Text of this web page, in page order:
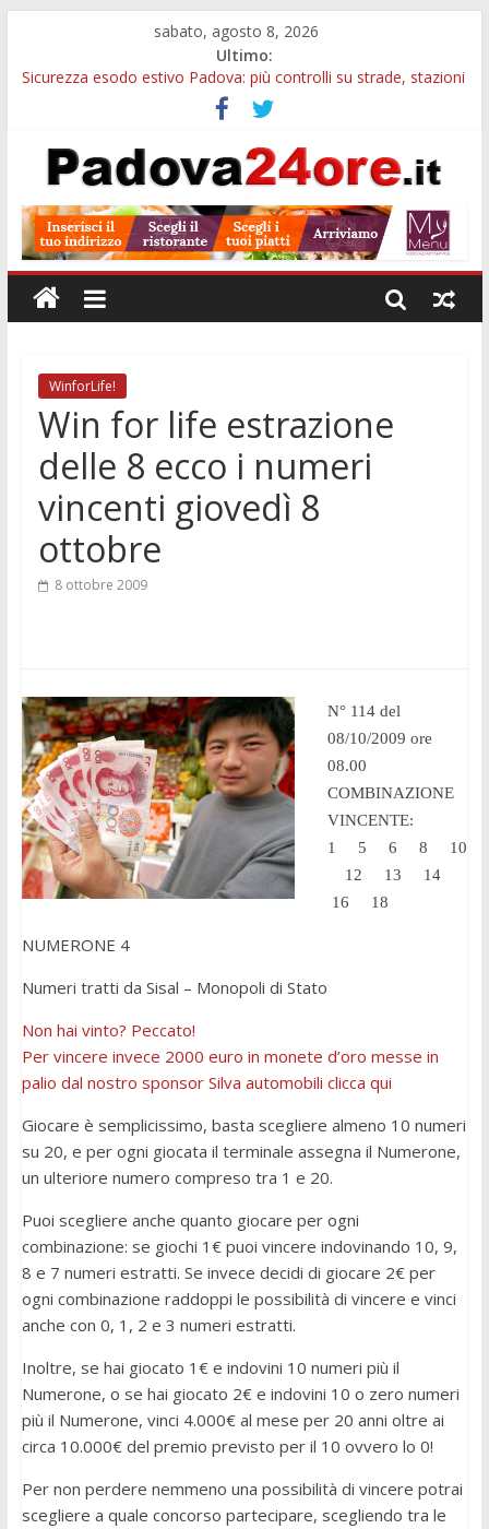
sabato, agosto 8, 2026
Ultimo:
Sicurezza esodo estivo Padova: più controlli su strade, stazioni
Calici di Stelle Arzergrande: astronomia, musica e sapori al
Casone Azzurro
Notizie di Padova alle ore 10: censimento a Monselice, arresto
Notizie di Padova alle ore 23: maltrattamenti, arresto a
Limena e progetto Cool Shop
Bando sicurezza urbana Veneto: 650mila euro per Comuni e
Polizie locali
WinforLife!
Win for life estrazione
delle 8 ecco i numeri
vincenti giovedì 8
ottobre
8 ottobre 2009
N° 114 del
08/10/2009 ore
08.00
COMBINAZIONE
VINCENTE:
1 5 6 8 10
12 13 14
16 18
NUMERONE 4
Numeri tratti da Sisal – Monopoli di Stato
Non hai vinto? Peccato!
Per vincere invece 2000 euro in monete d’oro messe in
palio dal nostro sponsor Silva automobili clicca qui
Giocare è semplicissimo, basta scegliere almeno 10 numeri
su 20, e per ogni giocata il terminale assegna il Numerone,
un ulteriore numero compreso tra 1 e 20.
Puoi scegliere anche quanto giocare per ogni
combinazione: se giochi 1€ puoi vincere indovinando 10, 9,
8 e 7 numeri estratti. Se invece decidi di giocare 2€ per
ogni combinazione raddoppi le possibilità di vincere e vinci
anche con 0, 1, 2 e 3 numeri estratti.
Inoltre, se hai giocato 1€ e indovini 10 numeri più il
Numerone, o se hai giocato 2€ e indovini 10 o zero numeri
più il Numerone, vinci 4.000€ al mese per 20 anni oltre ai
circa 10.000€ del premio previsto per il 10 ovvero lo 0!
Per non perdere nemmeno una possibilità di vincere potrai
scegliere a quale concorso partecipare, scegliendo tra le